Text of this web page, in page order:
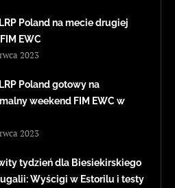
Poland na mecie drugiej
EWC
2023
Poland gotowy na
weekend FIM EWC w
2023
tydzień dla Biesiekirskiego
Wyścigi w Estorilu i testy